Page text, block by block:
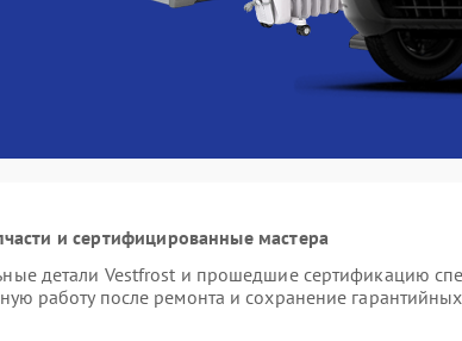
и сертифицированные мастера
детали Vestfrost и прошедшие сертификацию
работу после ремонта и сохранение гарантийных